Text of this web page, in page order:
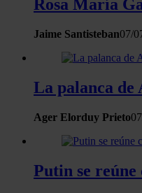
Rosa María
Jaime Santisteban07/
La palanca de
Ager Elorduy Prieto
Putin se